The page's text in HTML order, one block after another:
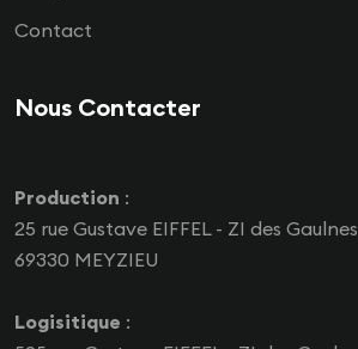
Contact
Nous Contacter
Production :
25 rue Gustave EIFFEL - ZI des Gaulnes
69330 MEYZIEU
Logisitique :